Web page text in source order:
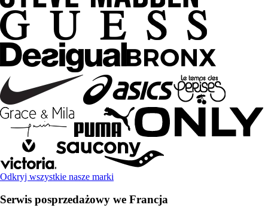
Odkryj wszystkie nasze marki
Serwis posprzedażowy we Francja